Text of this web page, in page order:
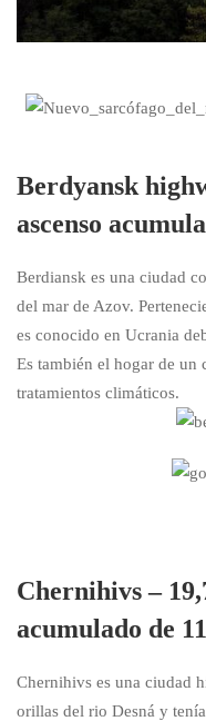
Berdyansk
ascenso
Berdiansk es una ciudad
del mar de Azov.
es conocido en Ucrania
Es también el hogar de un
tratamientos climáticos.
Chernihivs –
acumulado de
Chernihivs es una ciudad
orillas del rio Desná y